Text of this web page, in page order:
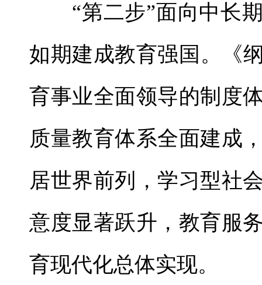
“第二步”面向中长期
如期建成教育强国。《
育事业全面领导的制度
质量教育体系全面建成
居世界前列，学习型社
意度显著跃升，教育服
育现代化总体实现。